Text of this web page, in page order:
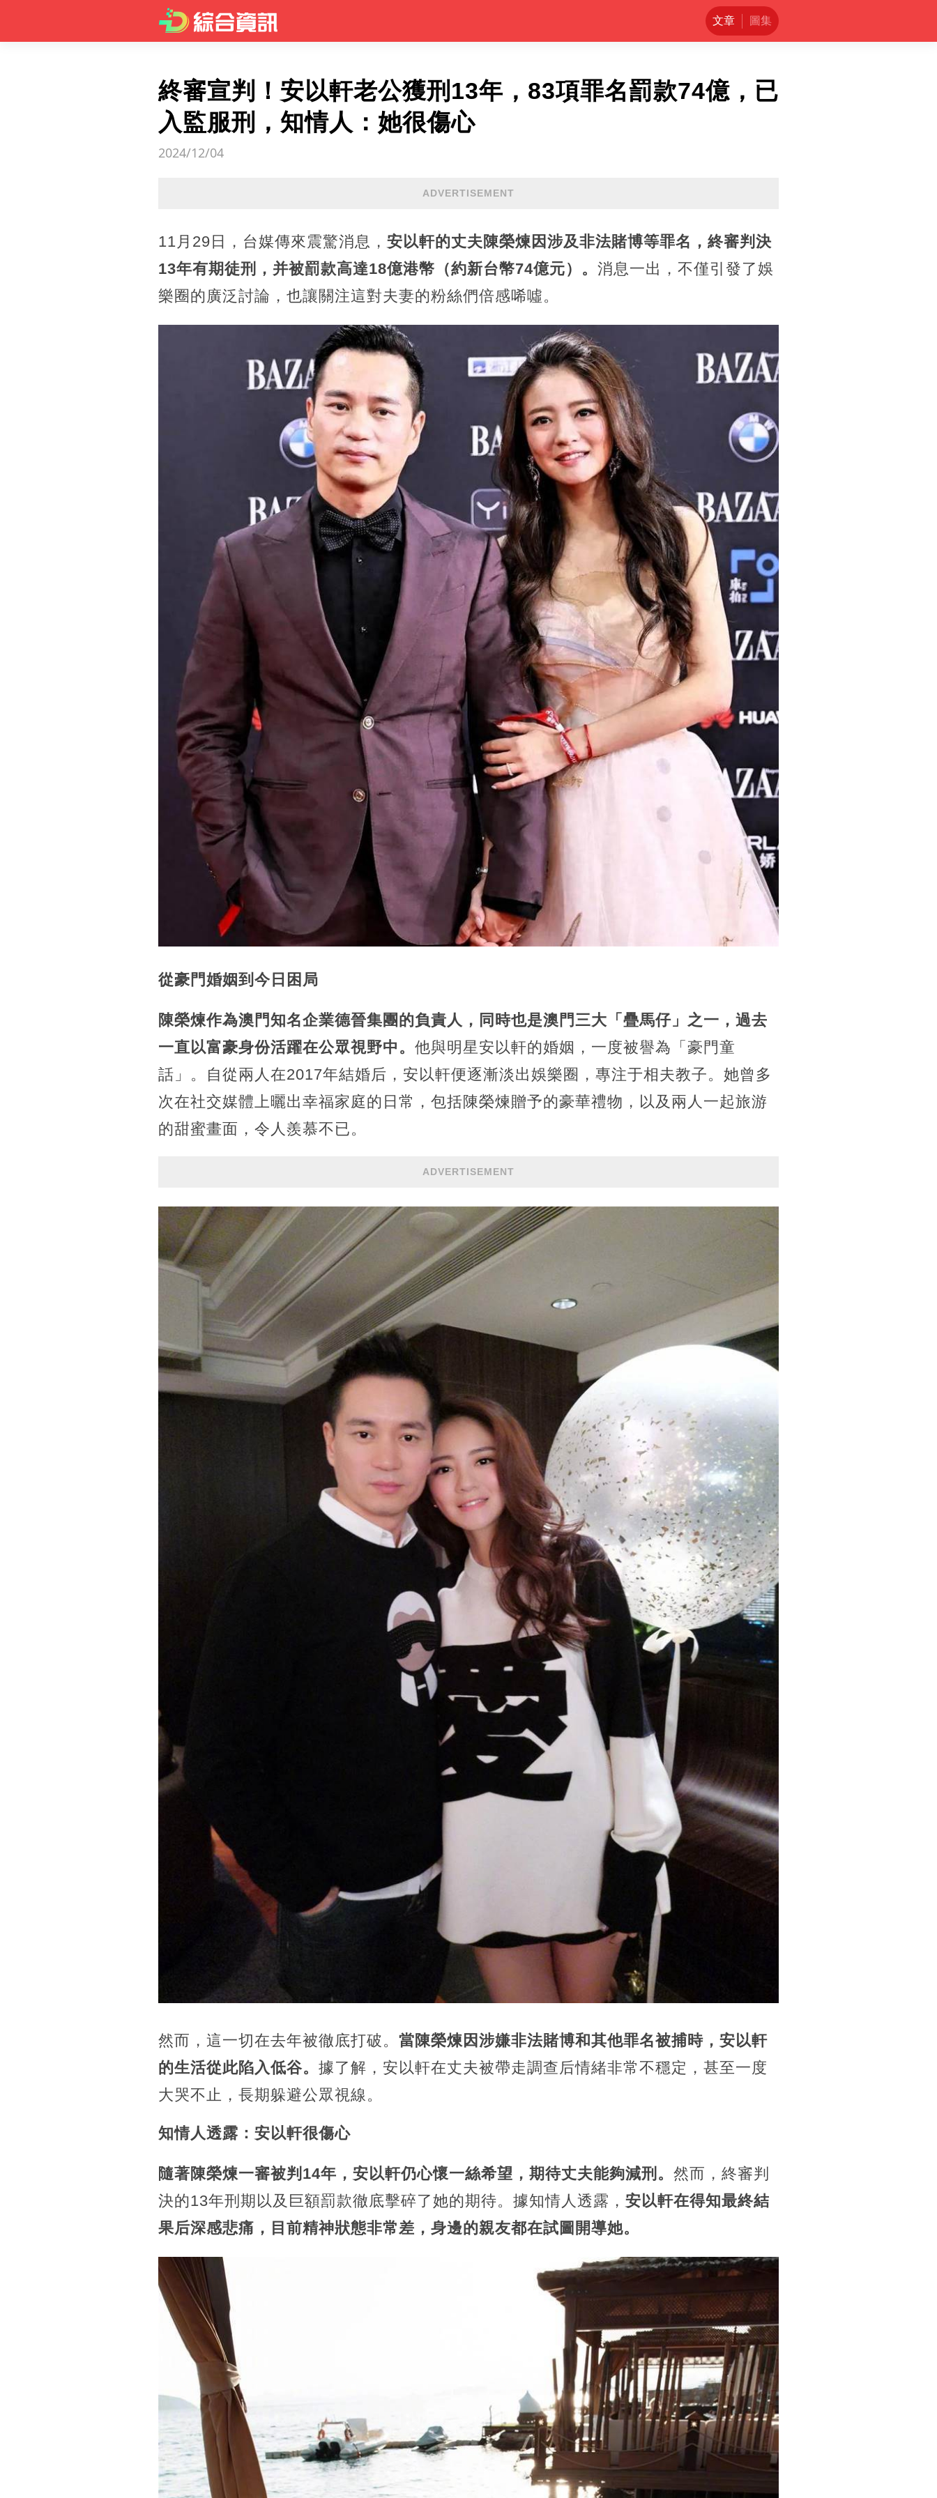
文章 圖集
終審宣判！安以軒老公獲刑13年，83項罪名罰款74億，已
入監服刑，知情人：她很傷心
2024/12/04
ADVERTISEMENT
11月29日，台媒傳來震驚消息， 安以軒的丈夫陳榮煉因涉及非法賭博等罪名，終審判決
13年有期徒刑，并被罰款高達18億港幣（約新台幣74億元）。 消息一出，不僅引發了娛
樂圈的廣泛討論，也讓關注這對夫妻的粉絲們倍感唏噓。
從豪門婚姻到今日困局
陳榮煉作為澳門知名企業德晉集團的負責人，同時也是澳門三大「疊馬仔」之一，過去
一直以富豪身份活躍在公眾視野中。 他與明星安以軒的婚姻，一度被譽為「豪門童
話」。自從兩人在2017年結婚后，安以軒便逐漸淡出娛樂圈，專注于相夫教子。她曾多
次在社交媒體上曬出幸福家庭的日常，包括陳榮煉贈予的豪華禮物，以及兩人一起旅游
的甜蜜畫面，令人羨慕不已。
ADVERTISEMENT
然而，這一切在去年被徹底打破。 當陳榮煉因涉嫌非法賭博和其他罪名被捕時，安以軒
的生活從此陷入低谷。 據了解，安以軒在丈夫被帶走調查后情緒非常不穩定，甚至一度
大哭不止，長期躲避公眾視線。
知情人透露：安以軒很傷心
隨著陳榮煉一審被判14年，安以軒仍心懷一絲希望，期待丈夫能夠減刑。 然而，終審判
決的13年刑期以及巨額罰款徹底擊碎了她的期待。據知情人透露， 安以軒在得知最終結
果后深感悲痛，目前精神狀態非常差，身邊的親友都在試圖開導她。